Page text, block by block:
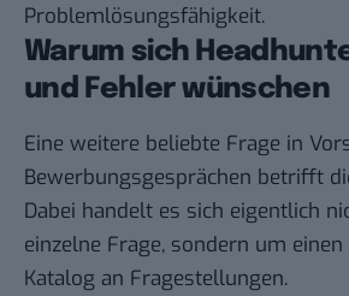
Problemlösungsfähigkeit.
Warum sich
und Fehler wünschen
Eine weitere beliebte Frage in
Bewerbungsgesprächen betrifft
Dabei handelt es sich eigentlich
einzelne Frage, sondern um
Katalog an Fragestellungen.